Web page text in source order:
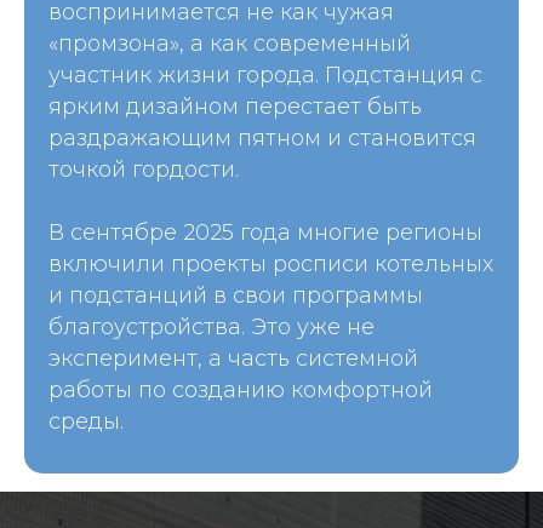
воспринимается не как чужая
«промзона», а как современный
участник жизни города. Подстанция с
ярким дизайном перестает быть
раздражающим пятном и становится
точкой гордости.
В сентябре 2025 года многие регионы
включили проекты росписи котельных
и подстанций в свои программы
благоустройства. Это уже не
эксперимент, а часть системной
работы по созданию комфортной
среды.
Масштабные проекты
О компании
Портфолио
Политика конфиденциальности
Материалы
Блог